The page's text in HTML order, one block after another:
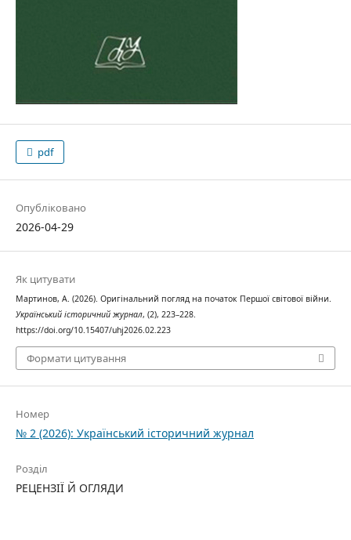
pdf
Опубліковано
2026-04-29
Як цитувати
Мартинов, А. (2026). Оригінальний погляд на початок Першої світової війни.
Український історичний журнал, (2), 223–228.
https://doi.org/10.15407/uhj2026.02.223
Формати цитування
Номер
№ 2 (2026): Український історичний журнал
Розділ
РЕЦЕНЗІЇ Й ОГЛЯДИ